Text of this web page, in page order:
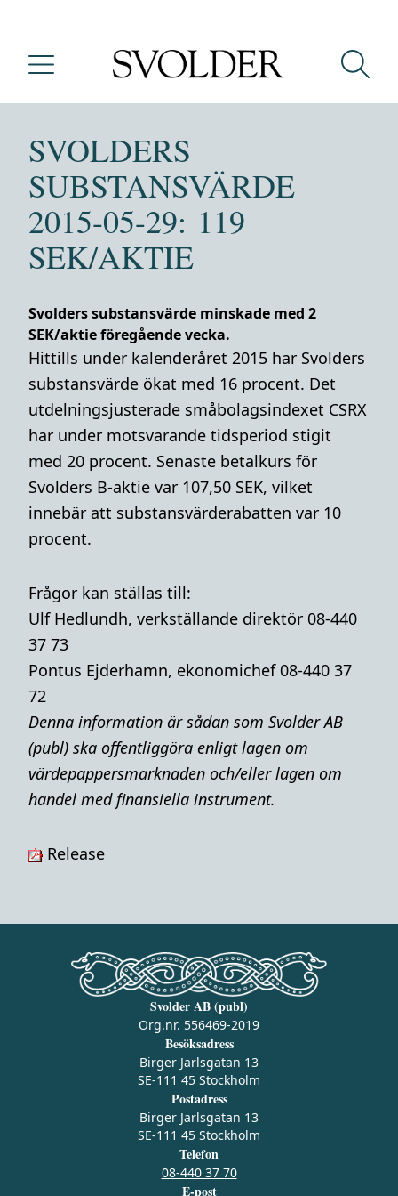
SVOLDERS
SUBSTANSVÄRDE
2015-05-29: 119
SEK/AKTIE
Svolders substansvärde minskade med 2
SEK/aktie föregående vecka.
Hittills under kalenderåret 2015 har Svolders
substansvärde ökat med 16 procent. Det
utdelningsjusterade småbolagsindexet CSRX
har under motsvarande tidsperiod stigit
med 20 procent. Senaste betalkurs för
Svolders B-aktie var 107,50 SEK, vilket
innebär att substansvärderabatten var 10
procent.
Frågor kan ställas till:
Ulf Hedlundh, verkställande direktör 08-440
37 73
Pontus Ejderhamn, ekonomichef 08-440 37
72
Denna information är sådan som Svolder AB
(publ) ska offentliggöra enligt lagen om
värdepappersmarknaden och/eller lagen om
handel med finansiella instrument.
Release
Svolder AB (publ)
Org.nr. 556469-2019
Besöksadress
Birger Jarlsgatan 13
SE-111 45 Stockholm
Postadress
Birger Jarlsgatan 13
SE-111 45 Stockholm
Telefon
08-440 37 70
E-post